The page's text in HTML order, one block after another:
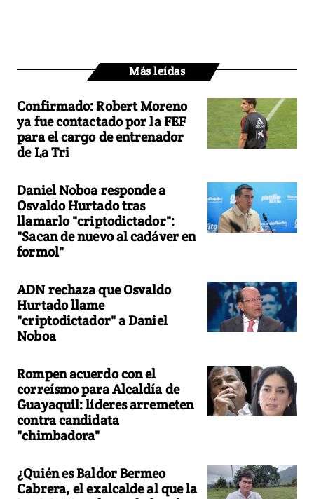
Más leídas
Confirmado: Robert Moreno
ya fue contactado por la FEF
para el cargo de entrenador
de La Tri
Daniel Noboa responde a
Osvaldo Hurtado tras
llamarlo "criptodictador":
"Sacan de nuevo al cadáver en
formol"
ADN rechaza que Osvaldo
Hurtado llame
"criptodictador" a Daniel
Noboa
Rompen acuerdo con el
correísmo para Alcaldía de
Guayaquil: líderes arremeten
contra candidata
"chimbadora"
¿Quién es Baldor Bermeo
Cabrera, el exalcalde al que la